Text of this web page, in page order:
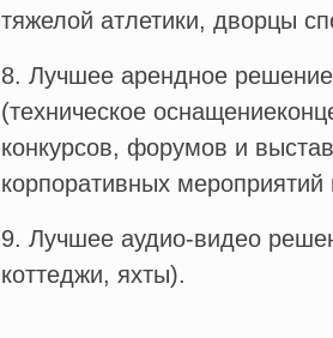
тяжелой атлетики, дворцы
8. Лучшее арендное решение
(техническое
конкурсов, форумов и
корпоративных мероприятий
9. Лучшее аудио-видео
коттеджи, яхты).